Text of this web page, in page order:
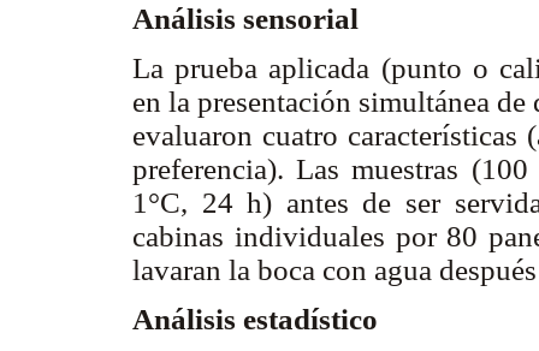
Análisis sensorial
La prueba aplicada (punto o
en la presentación simultánea
evaluaron cuatro características
preferencia). Las muestras
1°C, 24 h) antes de ser
cabinas individuales por 80
lavaran la boca con agua
Análisis estadístico